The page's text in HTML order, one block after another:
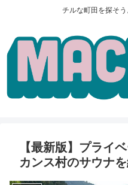
チルな町田を探そ
【最新版】プライ
カンス村のサウナ